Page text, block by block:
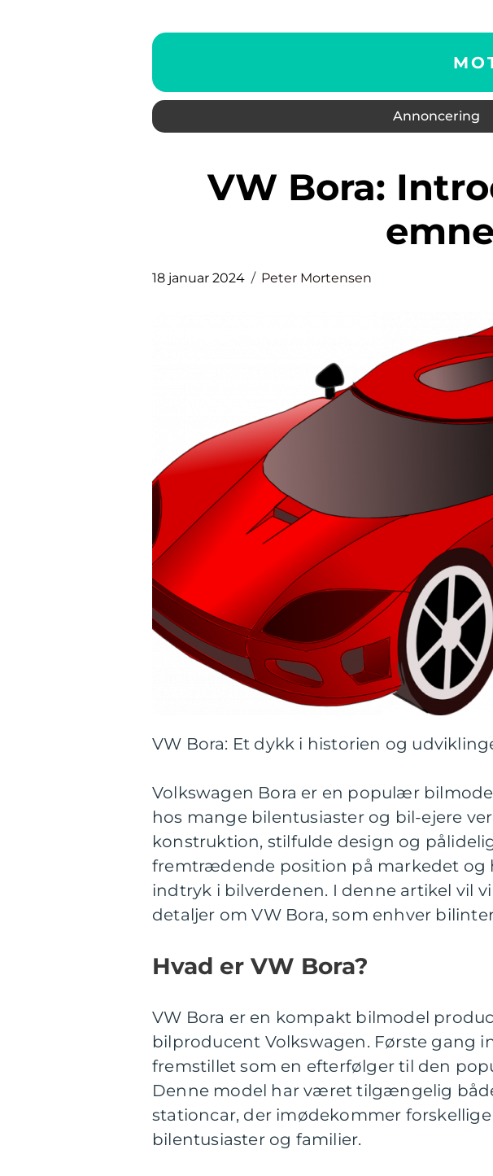
Annoncering
VW Bora: Introduktion til
18 januar 2024 Peter Mortensen
VW Bora: Et dykk i historien og
Volkswagen Bora er en populær
hos mange bilentusiaster og bil-ejere
konstruktion, stilfulde design og
fremtrædende position på markedet og
indtryk i bilverdenen. I denne artikel vil
detaljer om VW Bora, som enhver
Hvad er VW Bora?
VW Bora er en kompakt bilmodel
bilproducent Volkswagen. Første gang
fremstillet som en efterfølger til den
Denne model har været tilgængelig
stationcar, der imødekommer
bilentusiaster og familier.